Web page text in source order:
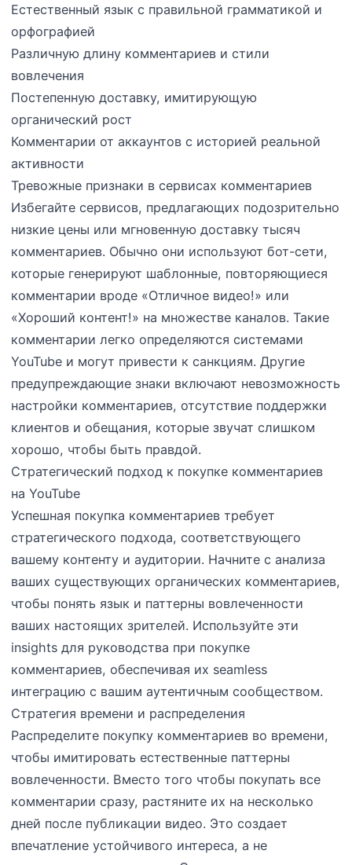
Естественный язык с правильной грамматикой и
орфографией
Различную длину комментариев и стили
вовлечения
Постепенную доставку, имитирующую
органический рост
Комментарии от аккаунтов с историей реальной
активности
Тревожные признаки в сервисах комментариев
Избегайте сервисов, предлагающих подозрительно
низкие цены или мгновенную доставку тысяч
комментариев. Обычно они используют бот-сети,
которые генерируют шаблонные, повторяющиеся
комментарии вроде «Отличное видео!» или
«Хороший контент!» на множестве каналов. Такие
комментарии легко определяются системами
YouTube и могут привести к санкциям. Другие
предупреждающие знаки включают невозможность
настройки комментариев, отсутствие поддержки
клиентов и обещания, которые звучат слишком
хорошо, чтобы быть правдой.
Стратегический подход к покупке комментариев
на YouTube
Успешная покупка комментариев требует
стратегического подхода, соответствующего
вашему контенту и аудитории. Начните с анализа
ваших существующих органических комментариев,
чтобы понять язык и паттерны вовлеченности
ваших настоящих зрителей. Используйте эти
insights для руководства при покупке
комментариев, обеспечивая их seamless
интеграцию с вашим аутентичным сообществом.
Стратегия времени и распределения
Распределите покупку комментариев во времени,
чтобы имитировать естественные паттерны
вовлеченности. Вместо того чтобы покупать все
комментарии сразу, растяните их на несколько
дней после публикации видео. Это создает
впечатление устойчивого интереса, а не